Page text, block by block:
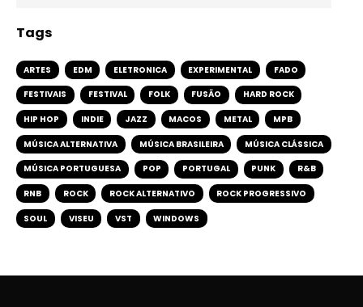
Tags
ARTES EDM ELETRONICA EXPERIMENTAL FADO
FESTIVAIS FESTIVAL FOLK FUSÃO HARD ROCK
HIP HOP INDIE JAZZ MACOS METAL MPB
MÚSICA ALTERNATIVA MÚSICA BRASILEIRA MÚSICA CLÁSSICA
MÚSICA PORTUGUESA POP PORTUGAL PUNK R&B
RNB ROCK ROCK ALTERNATIVO ROCK PROGRESSIVO
SOUL VISEU VST WINDOWS